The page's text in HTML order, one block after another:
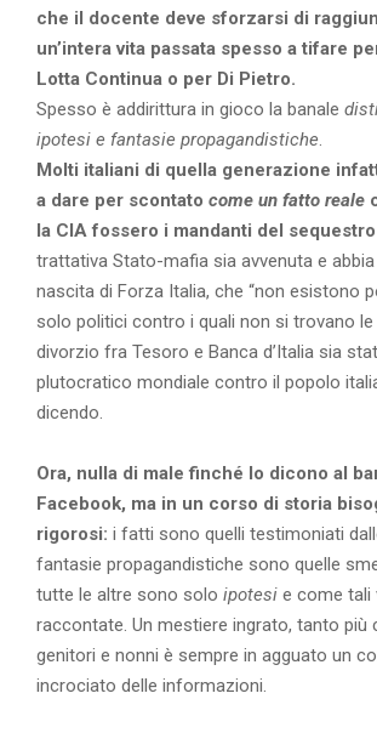
che il docente deve sforzarsi di
un’intera vita passata spesso a tifare
Lotta Continua o per Di Pietro.
Spesso è addirittura in gioco la banale
ipotesi e fantasie propagandistiche
Molti italiani di quella generazione
a dare per scontato come un fatto reale
la CIA fossero i mandanti del
trattativa Stato-mafia sia avvenuta e
nascita di Forza Italia, che “non esistono
solo politici contro i quali non si trovano le
divorzio fra Tesoro e Banca d’Italia sia
plutocratico mondiale contro il popolo
dicendo.
Ora, nulla di male finché lo dicono al
Facebook, ma in un corso di storia
rigorosi: i fatti sono quelli testimoniati
fantasie propagandistiche sono quelle
tutte le altre sono solo ipotesi e come tali
raccontate. Un mestiere ingrato, tanto più
genitori e nonni è sempre in agguato un
incrociato delle informazioni.